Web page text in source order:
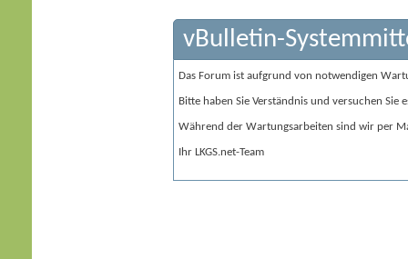
vBulletin-
Das Forum ist aufgrund von notwendigen
Bitte haben Sie Verständnis und versuchen Sie
Während der Wartungsarbeiten sind wir per
Ihr LKGS.net-Team